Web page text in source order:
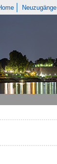
Neuzugänge